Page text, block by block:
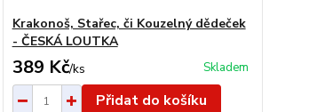
Krakonoš, Stařec, či Kouzelný dědeček
- ČESKÁ LOUTKA
389 Kč/ks Skladem
Přidat do košíku